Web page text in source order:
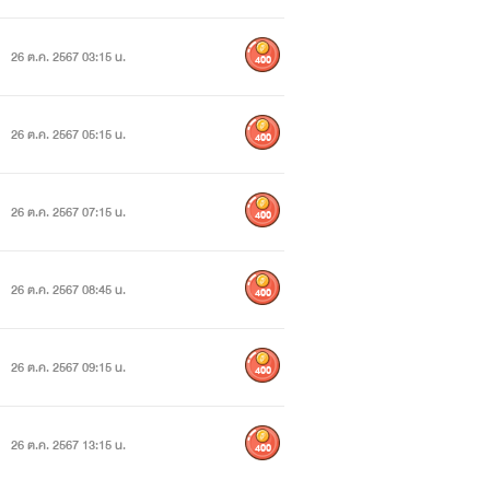
26 ต.ค. 2567 03:15 น. 400
26 ต.ค. 2567 05:15 น. 400
26 ต.ค. 2567 07:15 น. 400
26 ต.ค. 2567 08:45 น. 400
26 ต.ค. 2567 09:15 น. 400
26 ต.ค. 2567 13:15 น. 400